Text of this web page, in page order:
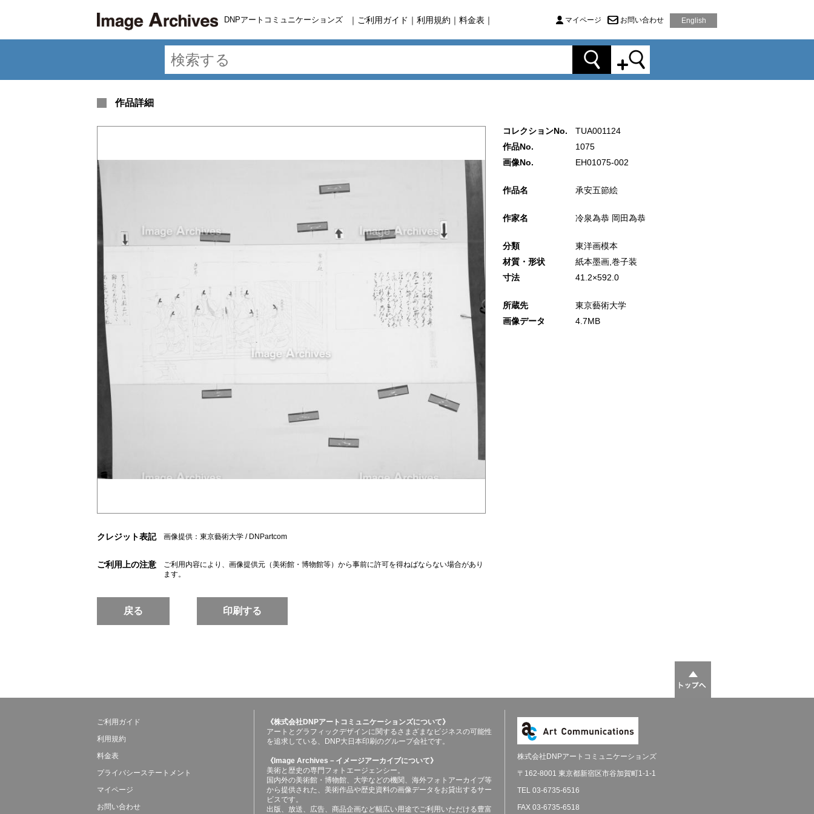
DNPアートコミュニケーションズ ｜ ご利用ガイド ｜ 利用規約 ｜ 料金表 ｜ マイページ お問い合わせ English
作品詳細
クレジット表記 画像提供：東京藝術大学 / DNPartcom
ご利用上の注意
ご利用内容により、画像提供元（美術館・博物館等）から事前に許可を得ねばならない場合があり
ます。
戻る 印刷する
コレクションNo.
TUA001124
作品No.
1075
画像No.
EH01075-002
作品名 承安五節絵
作家名 冷泉為恭 岡田為恭
分類
東洋画模本
材質・形状
紙本墨画,巻子装
寸法
41.2×592.0
所蔵先
東京藝術大学
画像データ
4.7MB
ご利用ガイド
利用規約
料金表
プライバシーステートメント
マイページ
お問い合わせ
《株式会社DNPアートコミュニケーションズについて》
アートとグラフィックデザインに関するさまざまなビジネスの可能性
を追求している、DNP大日本印刷のグループ会社です。
《Image Archives－イメージアーカイブについて》
美術と歴史の専門フォトエージェンシー。
国内外の美術館・博物館、大学などの機関、海外フォトアーカイブ等
から提供された、美術作品や歴史資料の画像データをお貸出するサー
ビスです。
出版、放送、広告、商品企画など幅広い用途でご利用いただける豊富
株式会社DNPアートコミュニケーションズ
〒162-8001 東京都新宿区市谷加賀町1-1-1
TEL 03-6735-6516
FAX 03-6735-6518